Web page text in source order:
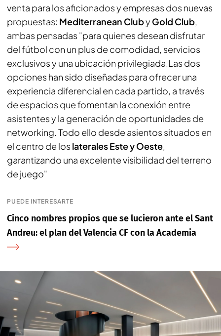
venta para los aficionados y empresas dos nuevas
propuestas: Mediterranean Cluby Gold Club,
ambas pensadas "para quienes desean disfrutar
del fútbol con un plus de comodidad, servicios
exclusivos y una ubicación privilegiada.Las dos
opciones han sido diseñadas para ofrecer una
experiencia diferencial en cada partido, a través
de espacios que fomentan la conexión entre
asistentes y la generación de oportunidades de
networking. Todo ello desde asientos situados en
el centro de los laterales Este y Oeste,
garantizando una excelente visibilidad del terreno
de juego"
PUEDE INTERESARTE
Cinco nombres propios que se lucieron ante el Sant
Andreu: el plan del Valencia CF con la Academia